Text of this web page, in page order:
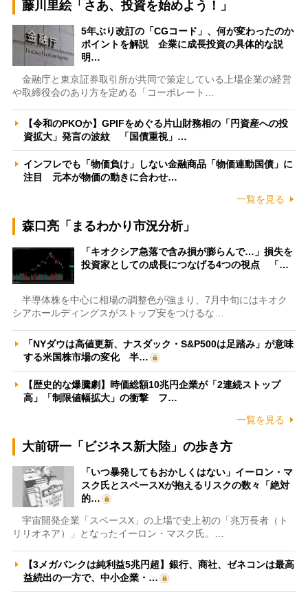
藤川里絵「さあ、投資を始めよう！」
5年ぶり改訂の「CGコード」、何が変わったのか
ポイントを解説 企業に成長投資の具体的な説
明…
金融庁と東京証券取引所が共同で策定している上場企業の経営
や取締役会のあり方を定める「コーポレート…
【令和のPKOか】GPIFをめぐる片山財務相の「円資産への投
資拡大」発言の波紋 「国債重視」…
インフレでも「物価負け」しない金融商品「物価連動国債」に
注目 元本が物価の動きに合わせ…
一覧を見る
森口亮「まるわかり市況分析」
「キオクシア急落で含み損が膨らんで…」損失を
投資家としての成長につなげる4つの視点 「…
半導体株を中心に相場の調整色が強まり、7月中旬にはキオク
シアホールディングスがストップ安をつけるな…
「NYダウは高値更新、ナスダック・S&P500は足踏み」が意味
する米国株市場の変化 半…
【歴史的な爆騰劇】時価総額10兆円企業が「2連続ストップ
高」「制限値幅拡大」の衝撃 フ…
一覧を見る
大前研一「ビジネス新大陸」の歩き方
「いつ暴発してもおかしくはない」イーロン・マ
スク氏とスペースXが抱えるリスクの数々「絶対
的…
宇宙開発企業「スペースX」の上場で史上初の「兆万長者（ト
リリオネア）」となったイーロン・マスク氏。…
【3メガバンクは純利益5兆円超】銀行、商社、ゼネコンは最高
益続出の一方で、中小企業・…